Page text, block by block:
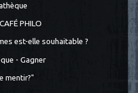
PHILO
est-elle souhaitable ?
- Gagner
mentir?"